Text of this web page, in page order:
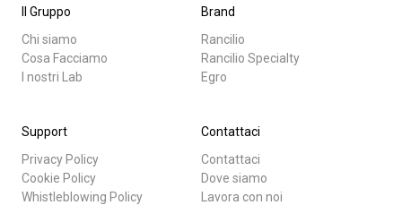
Il Gruppo
Chi siamo
Cosa Facciamo
I nostri Lab
Brand
Rancilio
Rancilio Specialty
Egro
Support
Privacy Policy
Cookie Policy
Whistleblowing Policy
Contattaci
Contattaci
Dove siamo
Lavora con noi